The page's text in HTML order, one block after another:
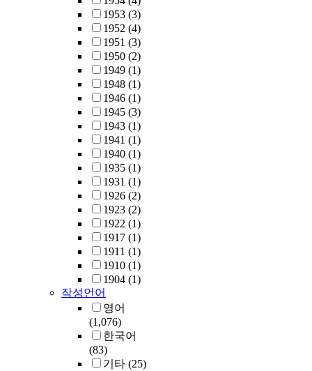
1953 (3)
1952 (4)
1951 (3)
1950 (2)
1949 (1)
1948 (1)
1946 (1)
1945 (3)
1943 (1)
1941 (1)
1940 (1)
1935 (1)
1931 (1)
1926 (2)
1923 (2)
1922 (1)
1917 (1)
1911 (1)
1910 (1)
1904 (1)
작성언어
영어
(1,076)
한국어
(83)
기타 (25)